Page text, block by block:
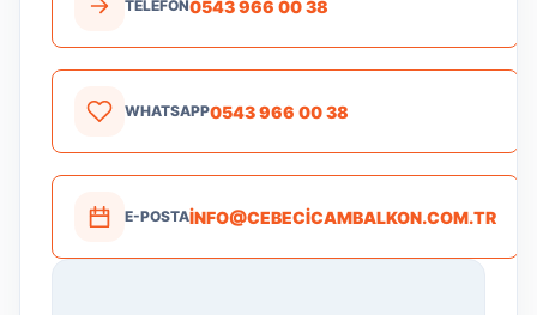
TELEFON0543 966 00 38
WHATSAPP0543 966 00 38
E-POSTAINFO@CEBECICAMBALKON.COM.TR